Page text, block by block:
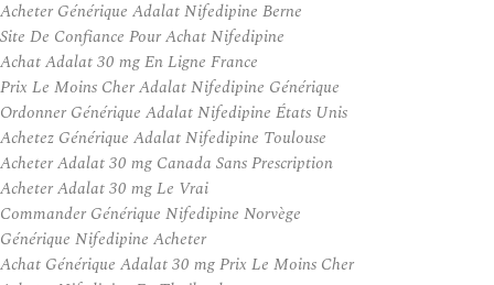
Acheter Générique Adalat Nifedipine Berne
Site De Confiance Pour Achat Nifedipine
Achat Adalat 30 mg En Ligne France
Prix Le Moins Cher Adalat Nifedipine Générique
Ordonner Générique Adalat Nifedipine États Unis
Achetez Générique Adalat Nifedipine Toulouse
Acheter Adalat 30 mg Canada Sans Prescription
Acheter Adalat 30 mg Le Vrai
Commander Générique Nifedipine Norvège
Générique Nifedipine Acheter
Achat Générique Adalat 30 mg Prix Le Moins Cher